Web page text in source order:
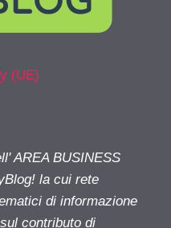
(UE)
AREA BUSINESS
la cui rete
di informazione
contributo di